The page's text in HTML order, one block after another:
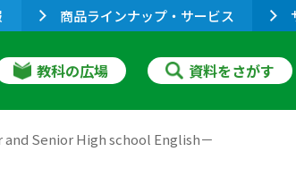
商品ラインナップ・サービス
教科の広場 資料をさがす
Senior High school English－